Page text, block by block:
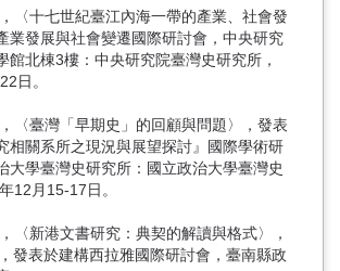
〈十七世紀臺江內海一帶的產業、社會發
業發展與社會變遷國際研討會，中央研究
館北棟3樓：中央研究院臺灣史研究所，
日。
〈臺灣「早期史」的回顧與問題〉，發表
相關系所之現況與展望探討』國際學術研
大學臺灣史研究所：國立政治大學臺灣史
12月15-17日。
〈新港文書研究：典契的解讀與格式〉，
發表於建構西拉雅國際研討會，臺南縣政